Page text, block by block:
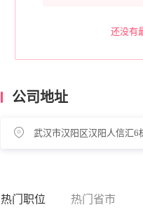
还没有
公司地址
武汉市汉阳区汉阳人信汇6
热门职位 热门省市